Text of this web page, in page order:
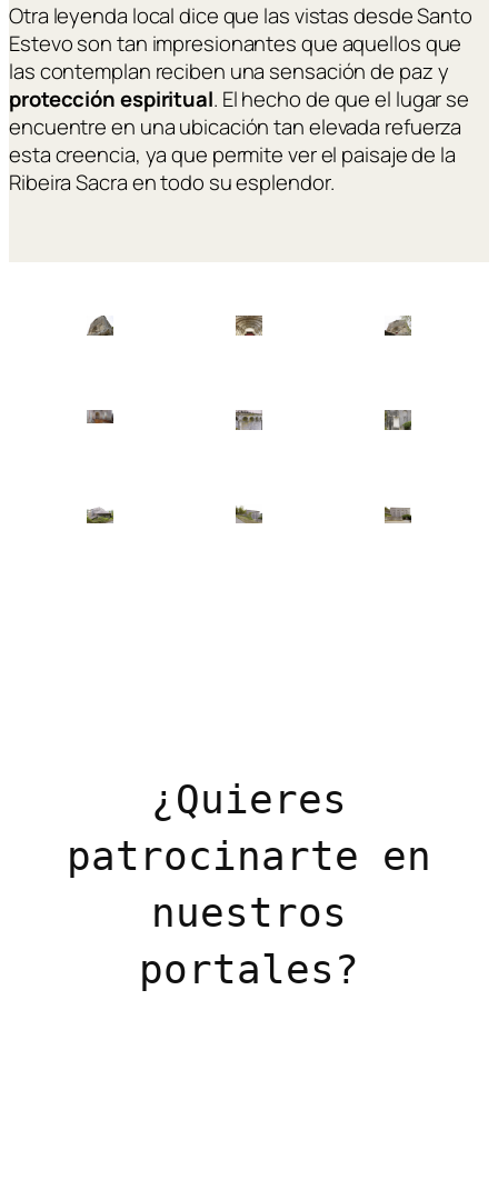
Otra leyenda local dice que las vistas desde Santo
Estevo son tan impresionantes que aquellos que
las contemplan reciben una sensación de paz y
protección espiritual. El hecho de que el lugar se
encuentre en una ubicación tan elevada refuerza
esta creencia, ya que permite ver el paisaje de la
Ribeira Sacra en todo su esplendor.
¿Quieres
patrocinarte en
nuestros
portales?